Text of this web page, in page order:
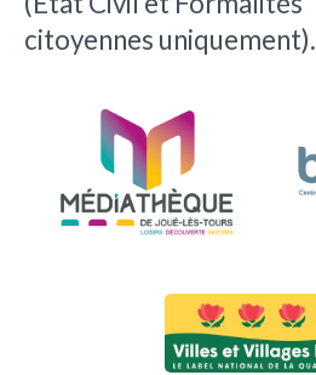
citoyennes uniquement).